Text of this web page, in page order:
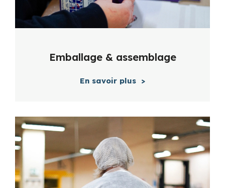
Emballage & assemblage
En savoir plus >